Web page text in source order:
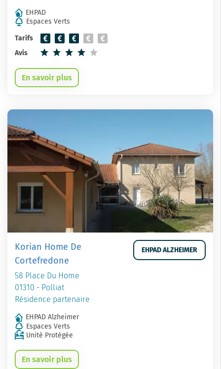
EHPAD
Espaces Verts
Tarifs
Avis
En savoir plus
Korian Home De
Cortefredone
58 Place Du Home
01310 - Polliat
Résidence partenaire
EHPAD ALZHEIMER
EHPAD Alzheimer
Espaces Verts
Unité Protégée
En savoir plus